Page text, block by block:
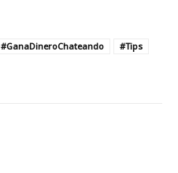
#GanaDineroChateando
#Tips